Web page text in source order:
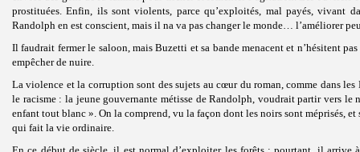
prostituées. Enfin, ils sont violents, parce qu’exploités, mal payés, vivant
Randolph en est conscient, mais il na va pas changer le monde… l’améliorer
Il faudrait fermer le saloon, mais Buzetti et sa bande menacent et n’hésitent
empêcher de nuire.
La violence et la corruption sont des sujets au cœur du roman, comme dans les
le racisme : la jeune gouvernante métisse de Randolph, voudrait partir vers le
enfant tout blanc ». On la comprend, vu la façon dont les noirs sont méprisés, et
qui fait la vie ordinaire.